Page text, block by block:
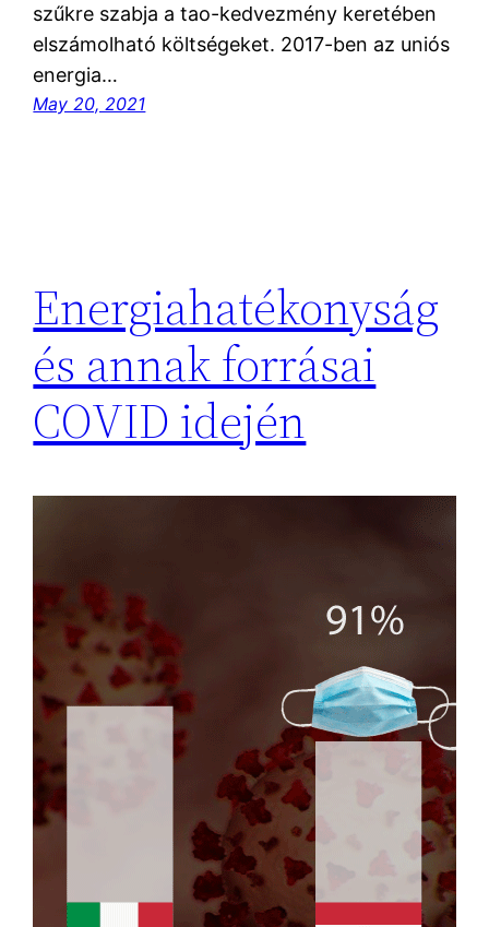
szűkre szabja a tao-kedvezmény keretében
elszámolható költségeket. 2017-ben az uniós
energia…
May 20, 2021
Energiahatékonyság
és annak forrásai
COVID idején